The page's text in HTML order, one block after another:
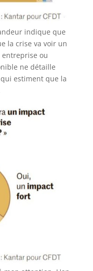
indique que
la crise va voir un
ou
ne détaille
estiment que la